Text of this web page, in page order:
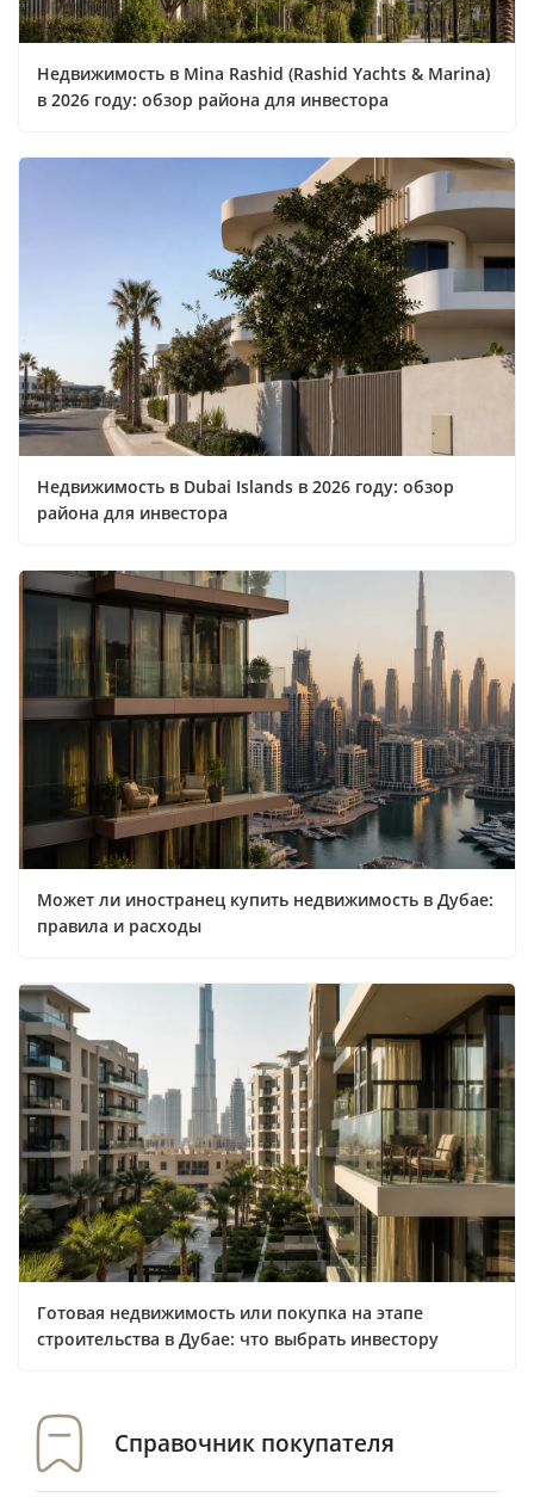
Справочник покупателя
Недвижимость в Mina Rashid (Rashid Yachts & Marina)
в 2026 году: обзор района для инвестора
Недвижимость в Dubai Islands в 2026 году: обзор
района для инвестора
Может ли иностранец купить недвижимость в Дубае:
правила и расходы
Готовая недвижимость или покупка на этапе
строительства в Дубае: что выбрать инвестору